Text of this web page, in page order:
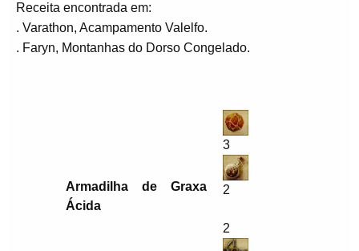
Receita encontrada em:
. Varathon, Acampamento Valelfo.
. Faryn, Montanhas do Dorso Congelado.
Armadilha de Graxa
Ácida
3
2
2